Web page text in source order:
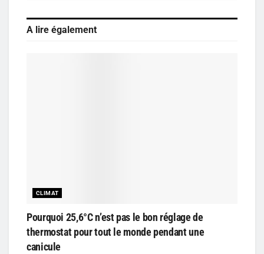
A lire également
CLIMAT
Pourquoi 25,6°C n’est pas le bon réglage de
thermostat pour tout le monde pendant une
canicule